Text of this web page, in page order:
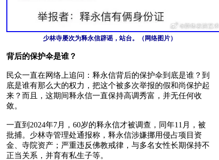
少林寺屡次为释永信辟谣，站台。（网络图片）
背后的保护伞是谁？
民众一直在网络上追问：释永信背后的保护伞到底是谁？到
底是谁有那么大的权力，把这个被多次举报的假和尚保护起
来？而且，这期间释永信一直保持高调秀富，并无任何收
敛。
一直到2024年7月，60岁的释永信才被调查，同年11月，被
批捕。少林寺管理处通报称，释永信涉嫌挪用侵占项目资
金、寺院资产；严重违反佛教戒律，与多名女性长期保持不
正当关系，并育有私生子等。